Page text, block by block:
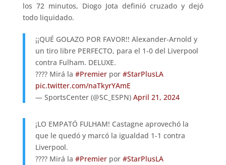
los 72 minutos, Diogo Jota definió cruzado y dejó
todo liquidado.
¡¡QUÉ GOLAZO POR FAVOR!! Alexander-Arnold y
un tiro libre PERFECTO, para el 1-0 del Liverpool
contra Fulham. DELUXE.
???? Mirá la #Premierpor #StarPlusLA
pic.twitter.com/naTkyrYAmE
— SportsCenter (@SC_ESPN) April 21, 2024
¡LO EMPATÓ FULHAM! Castagne aprovechó la
que le quedó y marcó la igualdad 1-1 contra
Liverpool.
???? Mirá la #Premierpor #StarPlusLA